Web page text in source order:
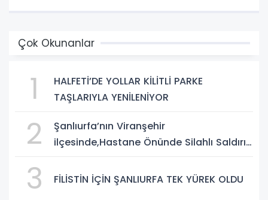
Çok Okunanlar
1
HALFETİ’DE YOLLAR KİLİTLİ PARKE
TAŞLARIYLA YENİLENİYOR
2
Şanlıurfa’nın Viranşehir
ilçesinde,Hastane Önünde Silahlı Saldırı:
3 FİLİSTİN İÇİN ŞANLIURFA TEK YÜREK OLDU